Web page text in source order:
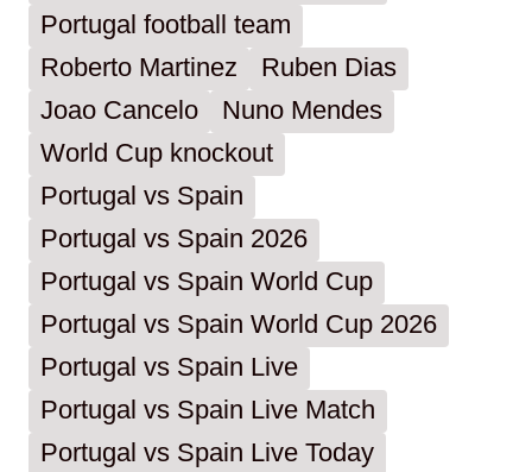
Portugal football team
Roberto Martinez
Ruben Dias
Joao Cancelo
Nuno Mendes
World Cup knockout
Portugal vs Spain
Portugal vs Spain 2026
Portugal vs Spain World Cup
Portugal vs Spain World Cup 2026
Portugal vs Spain Live
Portugal vs Spain Live Match
Portugal vs Spain Live Today